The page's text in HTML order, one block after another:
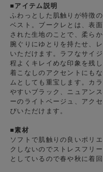
■アイテム説明
ふわっとした肌触りが特徴
ベスト。ブークレとは、表
された生地のことで、柔ら
腕ぐりにゆとりを持たせ、
いただけます。ラフなサイ
程よくキレイめな印象を残
着こなしのアクセントにも
ムとしても重宝します。カ
やすいブラック、ニュアン
ーのライトベージュ、アク
びいただけます。
■素材
ソフトで肌触りの良いポリ
クしないのでストレスフリ
としているので春や秋に着